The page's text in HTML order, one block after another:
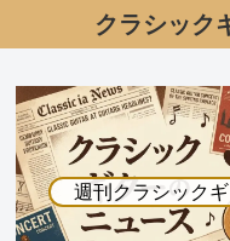
クラシック
週刊クラシック